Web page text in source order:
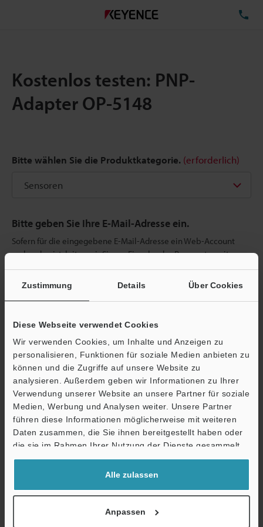
Zustimmung Details Über Cookies
Diese Webseite verwendet Cookies
Wir verwenden Cookies, um Inhalte und Anzeigen zu
personalisieren, Funktionen für soziale Medien anbieten zu
können und die Zugriffe auf unsere Website zu
analysieren. Außerdem geben wir Informationen zu Ihrer
Verwendung unserer Website an unsere Partner für soziale
Medien, Werbung und Analysen weiter. Unsere Partner
führen diese Informationen möglicherweise mit weiteren
Daten zusammen, die Sie ihnen bereitgestellt haben oder
die sie im Rahmen Ihrer Nutzung der Dienste gesammelt
haben.
Alle zulassen
Anpassen
Kostenlos testen: PNP-
Adapter OP-5148
Bitte wählen Sie die Produktkategorie. (erforderlich)
Bitte geben Sie Ihre E-Mail-Adresse ein.
Sofern für die eingegebene E-Mail-Adresse ein Web-Account
vorhanden ist, leiten wir Sie zur Eingabe des Passworts weiter.
Falls Sie sich noch nicht registriert haben, können Sie die
kostenlose Registrierung im nächsten Schritt abschließen.
Weiter
Datenschutz ist uns wichtig - Ihre Daten werden niemals
weitergegeben.
Vorteile für registrierte Mitglieder
Unbeschränkter Zugriff auf unsere Online Dokumenten-